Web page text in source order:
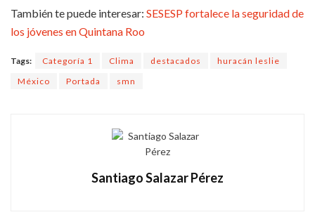
También te puede interesar: SESESP fortalece la seguridad de
los jóvenes en Quintana Roo
Tags: Categoría 1 Clima destacados
huracán leslie
México
Portada smn
Santiago Salazar Pérez